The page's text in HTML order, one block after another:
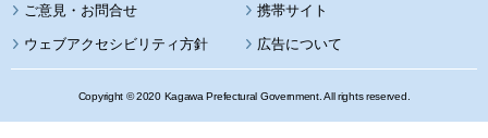
携帯サイト
ウェブアクセシビリティ方針 広告について
Copyright © 2020 Kagawa Prefectural Government. All rights reserved.